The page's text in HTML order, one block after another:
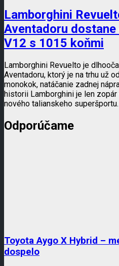
Lamborghini
Aventadoru
V12 s 1015 koňmi
Lamborghini Revuelto je
Aventadoru, ktorý je na trhu už
monokok, natáčanie zadnej
historii Lamborghini je len
nového talianskeho superšportu.
Odporúčame
Toyota Aygo X Hybrid –
dospelo